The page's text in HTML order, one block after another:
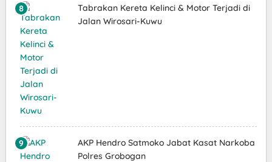
Tabrakan Kereta Kelinci & Motor Terjadi di
Jalan Wirosari-Kuwu
AKP Hendro Satmoko Jabat Kasat Narkoba
Polres Grobogan